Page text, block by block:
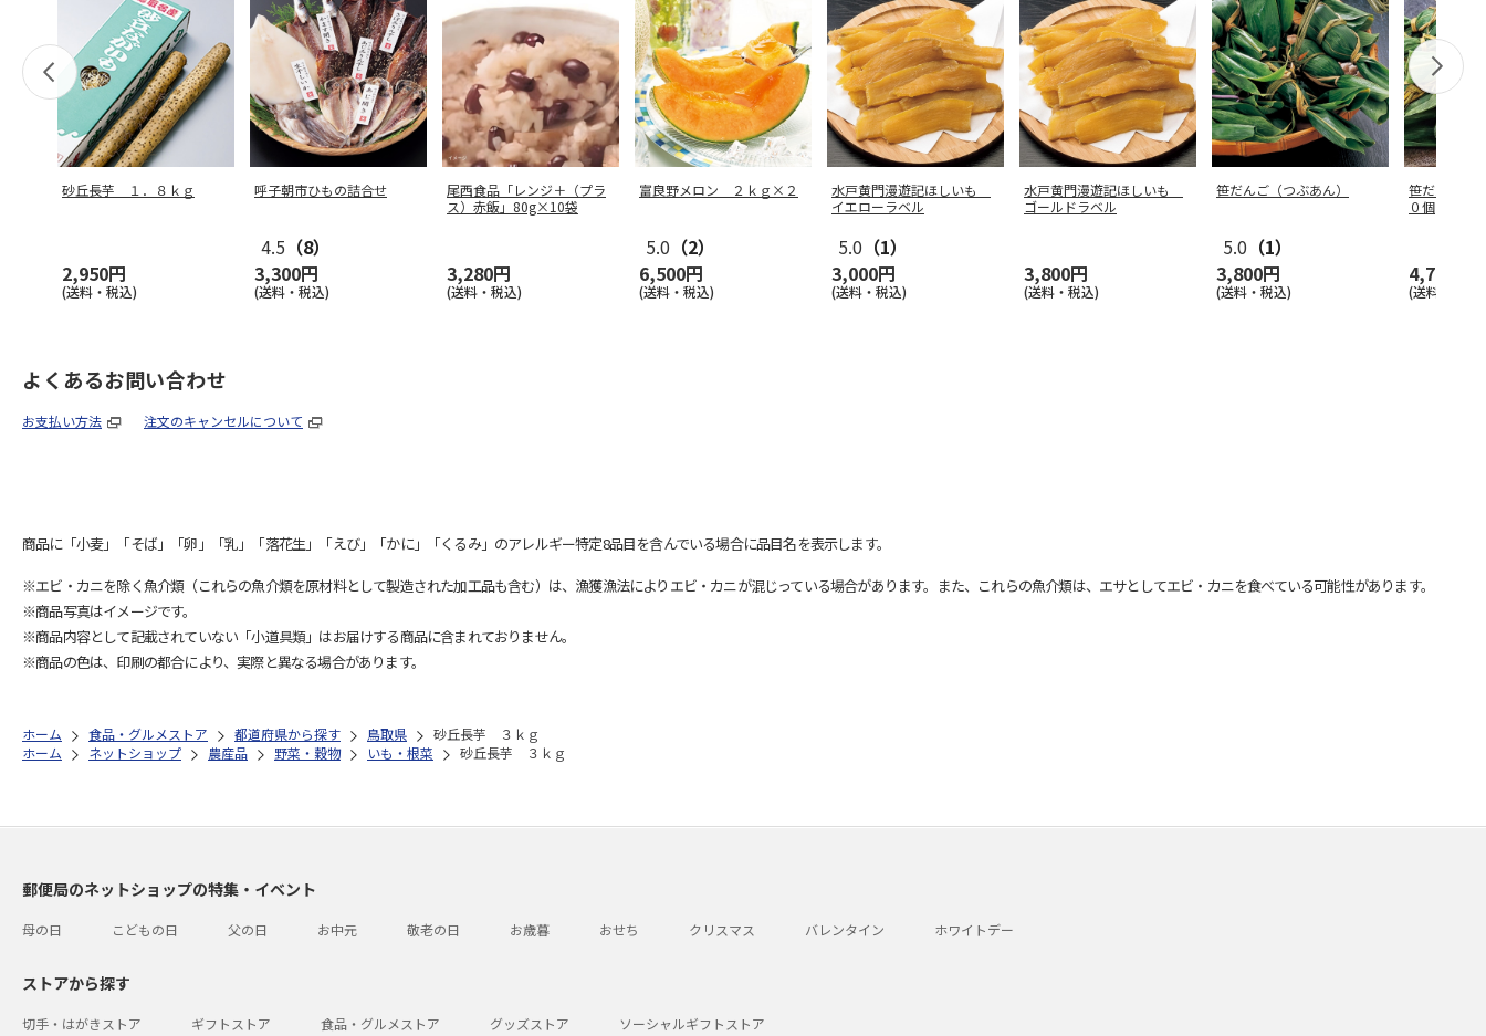
砂丘長芋 １．８ｋｇ
2,950円
(送料・税込)
呼子朝市ひもの詰合せ
4.5 （8）
3,300円
(送料・税込)
尾西食品「レンジ＋（プラ
ス）赤飯」80g×10袋
3,280円
(送料・税込)
富良野メロン ２ｋｇ×２
5.0 （2）
6,500円
(送料・税込)
水戸黄門漫遊記ほしいも
イエローラベル
5.0 （1）
3,000円
(送料・税込)
水戸黄門漫遊記ほしいも
ゴールドラベル
3,800円
(送料・税込)
笹だんご（つぶあん）
5.0 （1）
3,800円
(送料・税込)
笹だんご（
０個
4,700円
(送料・税込)
よくあるお問い合わせ
お支払い方法 注文のキャンセルについて
商品に「小麦」「そば」「卵」「乳」「落花生」「えび」「かに」「くるみ」のアレルギー特定8品目を含んでいる場合に品目名を表示します。
※エビ・カニを除く魚介類（これらの魚介類を原材料として製造された加工品も含む）は、漁獲漁法によりエビ・カニが混じっている場合があります。また、これらの魚介類は、エサとしてエビ・カニを食べている可能性があります。
※商品写真はイメージです。
※商品内容として記載されていない「小道具類」はお届けする商品に含まれておりません。
※商品の色は、印刷の都合により、実際と異なる場合があります。
ホーム 食品・グルメストア 都道府県から探す 鳥取県
砂丘長芋 ３ｋｇ
ホーム
ネットショップ 農産品 野菜・穀物 いも・根菜 砂丘長芋 ３ｋｇ
郵便局のネットショップの特集・イベント
母の日 こどもの日 父の日 お中元 敬老の日 お歳暮 おせち クリスマス バレンタイン ホワイトデー
ストアから探す
切手・はがきストア ギフトストア 食品・グルメストア グッズストア ソーシャルギフトストア